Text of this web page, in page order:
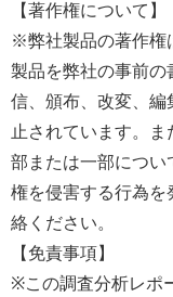
【著作権について】
※弊社製品の著作権
製品を弊社の事前の
信、頒布、改変、編
止されています。
部または一部につい
権を侵害する行為を
絡ください。
【免責事項】
※この調査分析レポ